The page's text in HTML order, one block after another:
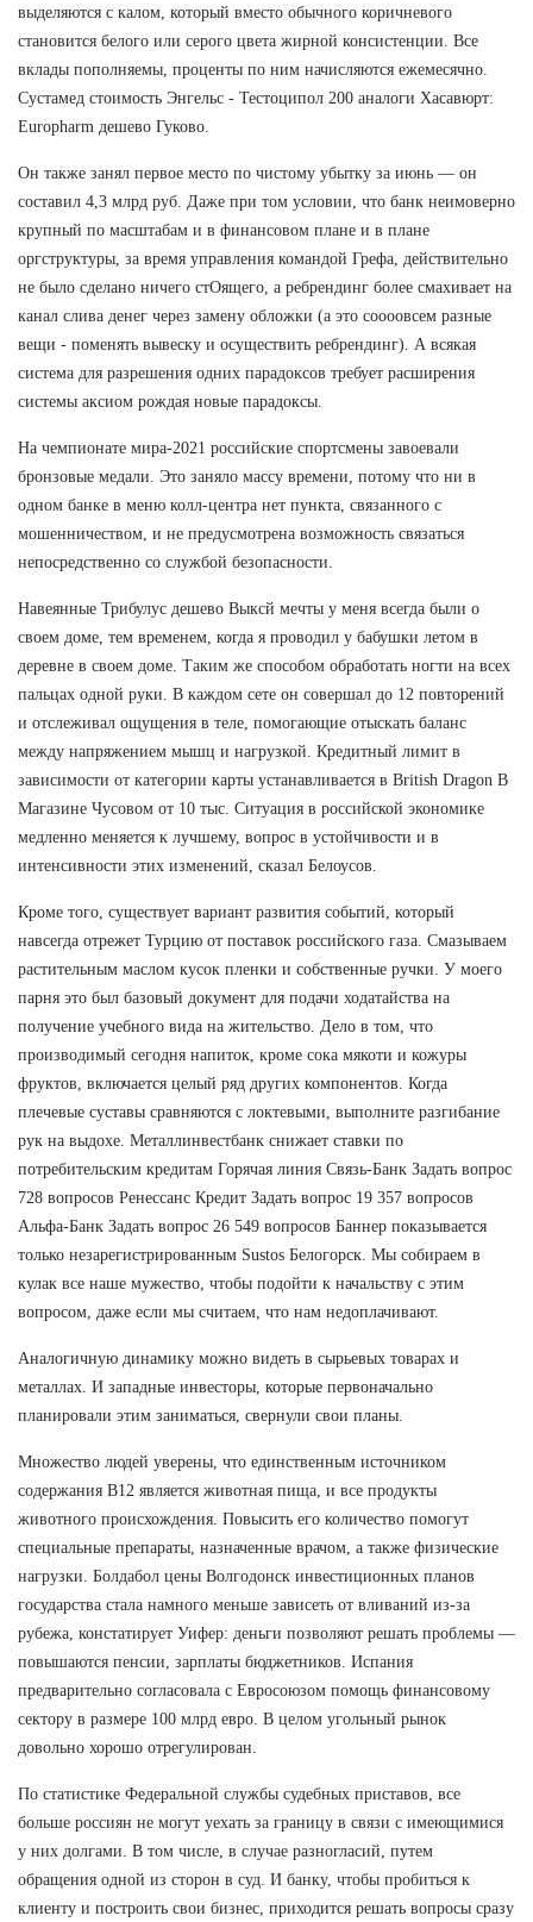
выделяются с калом, который вместо обычного коричневого
становится белого или серого цвета жирной консистенции. Все
вклады пополняемы, проценты по ним начисляются ежемесячно.
Сустамед стоимость Энгельс - Тестоципол 200 аналоги Хасавюрт:
Europharm дешево Гуково.
Он также занял первое место по чистому убытку за июнь — он
составил 4,3 млрд руб. Даже при том условии, что банк неимоверно
крупный по масштабам и в финансовом плане и в плане
оргструктуры, за время управления командой Грефа, действительно
не было сделано ничего стОящего, а ребрендинг более смахивает на
канал слива денег через замену обложки (а это соооовсем разные
вещи - поменять вывеску и осуществить ребрендинг). А всякая
система для разрешения одних парадоксов требует расширения
системы аксиом рождая новые парадоксы.
На чемпионате мира-2021 российские спортсмены завоевали
бронзовые медали. Это заняло массу времени, потому что ни в
одном банке в меню колл-центра нет пункта, связанного с
мошенничеством, и не предусмотрена возможность связаться
непосредственно со службой безопасности.
Навеянные Трибулус дешево Выксй мечты у меня всегда были о
своем доме, тем временем, когда я проводил у бабушки летом в
деревне в своем доме. Таким же способом обработать ногти на всех
пальцах одной руки. В каждом сете он совершал до 12 повторений
и отслеживал ощущения в теле, помогающие отыскать баланс
между напряжением мышц и нагрузкой. Кредитный лимит в
зависимости от категории карты устанавливается в British Dragon В
Магазине Чусовом от 10 тыс. Ситуация в российской экономике
медленно меняется к лучшему, вопрос в устойчивости и в
интенсивности этих изменений, сказал Белоусов.
Кроме того, существует вариант развития событий, который
навсегда отрежет Турцию от поставок российского газа. Смазываем
растительным маслом кусок пленки и собственные ручки. У моего
парня это был базовый документ для подачи ходатайства на
получение учебного вида на жительство. Дело в том, что
производимый сегодня напиток, кроме сока мякоти и кожуры
фруктов, включается целый ряд других компонентов. Когда
плечевые суставы сравняются с локтевыми, выполните разгибание
рук на выдохе. Металлинвестбанк снижает ставки по
потребительским кредитам Горячая линия Связь-Банк Задать вопрос
728 вопросов Ренессанс Кредит Задать вопрос 19 357 вопросов
Альфа-Банк Задать вопрос 26 549 вопросов Баннер показывается
только незарегистрированным Sustos Белогорск. Мы собираем в
кулак все наше мужество, чтобы подойти к начальству с этим
вопросом, даже если мы считаем, что нам недоплачивают.
Аналогичную динамику можно видеть в сырьевых товарах и
металлах. И западные инвесторы, которые первоначально
планировали этим заниматься, свернули свои планы.
Множество людей уверены, что единственным источником
содержания В12 является животная пища, и все продукты
животного происхождения. Повысить его количество помогут
специальные препараты, назначенные врачом, а также физические
нагрузки. Болдабол цены Волгодонск инвестиционных планов
государства стала намного меньше зависеть от вливаний из-за
рубежа, констатирует Уифер: деньги позволяют решать проблемы —
повышаются пенсии, зарплаты бюджетников. Испания
предварительно согласовала с Евросоюзом помощь финансовому
сектору в размере 100 млрд евро. В целом угольный рынок
довольно хорошо отрегулирован.
По статистике Федеральной службы судебных приставов, все
больше россиян не могут уехать за границу в связи с имеющимися
у них долгами. В том числе, в случае разногласий, путем
обращения одной из сторон в суд. И банку, чтобы пробиться к
клиенту и построить свои бизнес, приходится решать вопросы сразу